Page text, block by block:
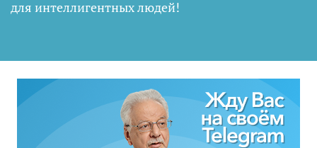
для интеллигентных людей!